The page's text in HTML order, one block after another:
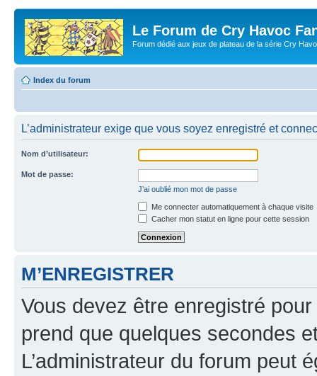
Le Forum de Cry Havoc
Forum dédié aux jeux de plateau de la série Cry
Index du forum
L’administrateur exige que vous soyez enregistré et
Nom d’utilisateur:
Mot de passe:
J’ai oublié mon mot de passe
Me connecter automatiquement à chaque visite
Cacher mon statut en ligne pour cette session
M’ENREGISTRER
Vous devez être enregistré
prend que quelques secondes
L’administrateur du forum peut